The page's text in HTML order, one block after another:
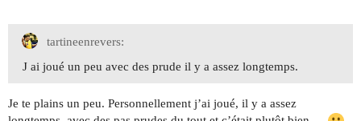
tartineenrevers:
J ai joué un peu avec des prude il y a assez longtemps.
Je te plains un peu. Personnellement j’ai joué, il y a assez